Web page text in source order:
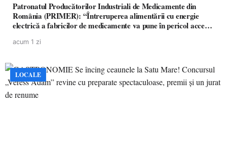
Patronatul Producătorilor Industriali de Medicamente din
România (PRIMER): “Întreruperea alimentării cu energie
electrică a fabricilor de medicamente va pune în pericol accesul
acum 1 zi
LOCALE